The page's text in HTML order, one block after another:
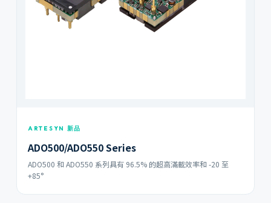
ARTESYN 新品
ADO500/ADO550 Series
ADO500 和 ADO550 系列具有 96.5% 的超高滿載效率和 -20 至
+85°